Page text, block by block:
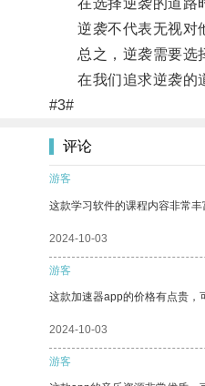
在选择逆袭的道路时
逆袭不代表无视对他
总之，逆袭需要选择
在我们追求逆袭的道
#3#
评论
游客
这款学习软件的课程内容非常
2024-10-03
游客
这款加速器app的价格有点贵，
2024-10-03
游客